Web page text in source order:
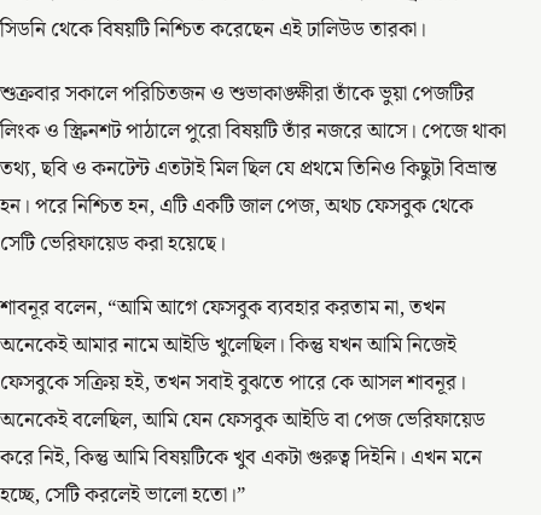
সিডনি থেকে বিষয়টি নিশ্চিত করেছেন এই ঢালিউড তারকা।
শুক্রবার সকালে পরিচিতজন ও শুভাকাঙ্ক্ষীরা তাঁকে ভুয়া পেজটির
লিংক ও স্ক্রিনশট পাঠালে পুরো বিষয়টি তাঁর নজরে আসে। পেজে থাকা
তথ্য, ছবি ও কনটেন্ট এতটাই মিল ছিল যে প্রথমে তিনিও কিছুটা বিভ্রান্ত
হন। পরে নিশ্চিত হন, এটি একটি জাল পেজ, অথচ ফেসবুক থেকে
সেটি ভেরিফায়েড করা হয়েছে।
শাবনূর বলেন, “আমি আগে ফেসবুক ব্যবহার করতাম না, তখন
অনেকেই আমার নামে আইডি খুলেছিল। কিন্তু যখন আমি নিজেই
ফেসবুকে সক্রিয় হই, তখন সবাই বুঝতে পারে কে আসল শাবনূর।
অনেকেই বলেছিল, আমি যেন ফেসবুক আইডি বা পেজ ভেরিফায়েড
করে নিই, কিন্তু আমি বিষয়টিকে খুব একটা গুরুত্ব দিইনি। এখন মনে
হচ্ছে, সেটি করলেই ভালো হতো।”